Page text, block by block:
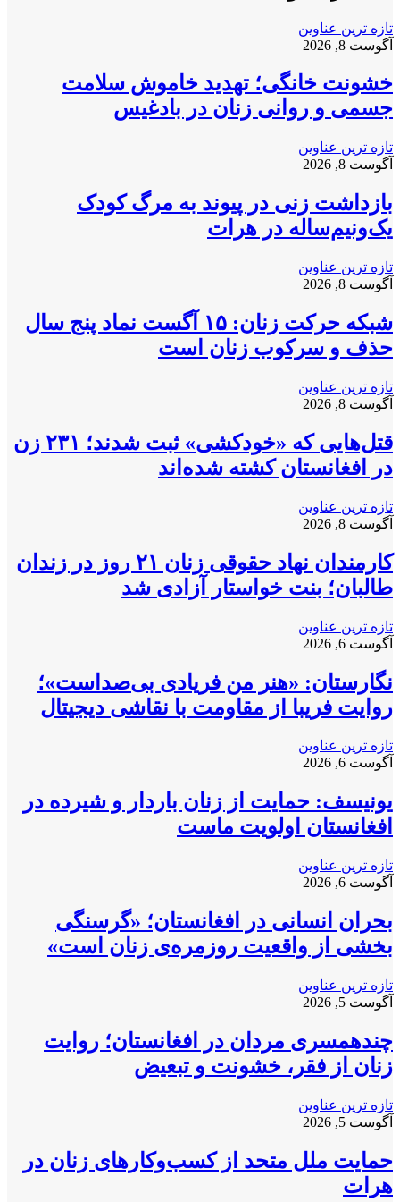
تازه ترین عناوین
آگوست 8, 2026
خشونت خانگی؛ تهدید خاموش سلامت
جسمی و روانی زنان در بادغیس
تازه ترین عناوین
آگوست 8, 2026
بازداشت زنی در پیوند به مرگ کودک
یک‌ونیم‌ساله در هرات
تازه ترین عناوین
آگوست 8, 2026
شبکه حرکت زنان: ۱۵ آگست نماد پنج سال
حذف و سرکوب زنان است
تازه ترین عناوین
آگوست 8, 2026
قتل‌هایی که «خودکشی» ثبت شدند؛ ۲۳۱ زن
در افغانستان کشته شده‌اند
تازه ترین عناوین
آگوست 8, 2026
کارمندان نهاد حقوقی زنان ۲۱ روز در زندان
طالبان؛ بنت خواستار آزادی شد
تازه ترین عناوین
آگوست 6, 2026
نگارستان: «هنر من فریادی بی‌صداست»؛
روایت فریبا از مقاومت با نقاشی دیجیتال
تازه ترین عناوین
آگوست 6, 2026
یونیسف: حمایت از زنان باردار و شیرده در
افغانستان اولویت ماست
تازه ترین عناوین
آگوست 6, 2026
بحران انسانی در افغانستان؛ «گرسنگی
بخشی از واقعیت روزمره‌ی زنان است»
تازه ترین عناوین
آگوست 5, 2026
چندهمسری مردان در افغانستان؛ روایت
زنان از فقر، خشونت و تبعیض
تازه ترین عناوین
آگوست 5, 2026
حمایت ملل متحد از کسب‌وکارهای زنان در
هرات